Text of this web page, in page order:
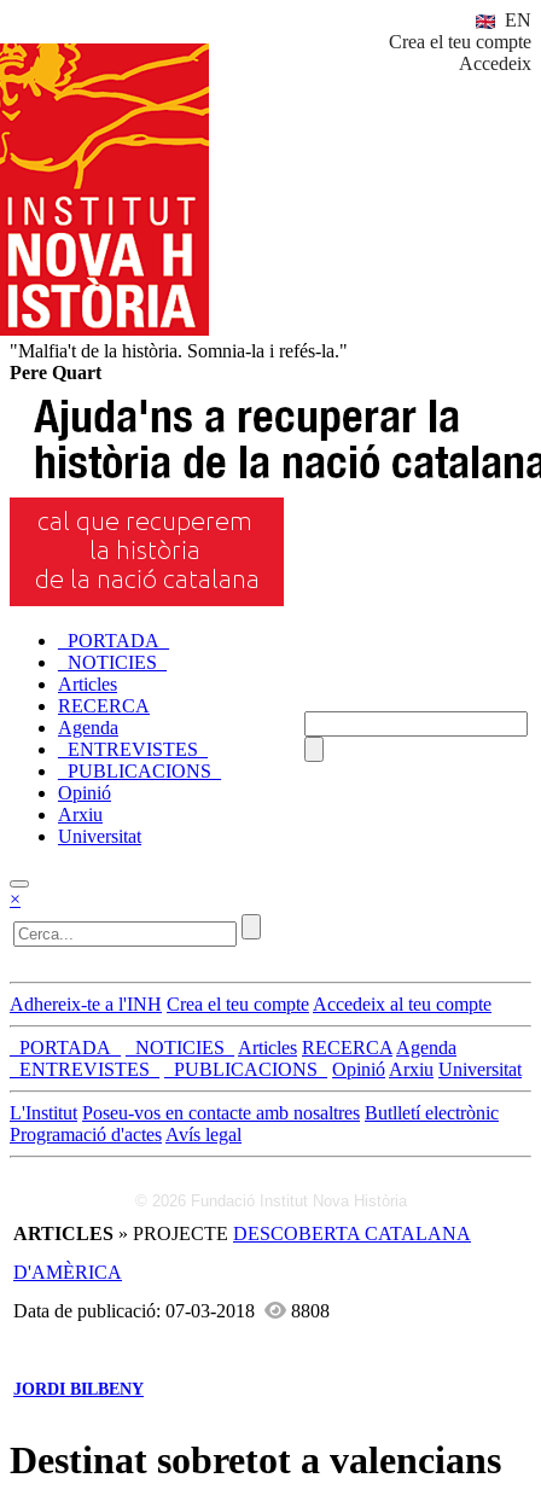
EN
Crea el teu compte
Accedeix
"Malfia't de la història. Somnia-la i refés-la."
Pere Quart
_PORTADA_
_NOTICIES_
Articles
RECERCA
Agenda
_ENTREVISTES_
_PUBLICACIONS_
Opinió
Arxiu
Universitat
×
Adhereix-te a l'INH Crea el teu compte Accedeix al teu compte
_PORTADA_ _NOTICIES_ Articles RECERCA Agenda
_ENTREVISTES_
_PUBLICACIONS_ Opinió Arxiu Universitat
L'Institut Poseu-vos en contacte amb nosaltres Butlletí electrònic
Programació d'actes Avís legal
© 2026 Fundació Institut Nova Història
ARTICLES » PROJECTE DESCOBERTA CATALANA
D'AMÈRICA
Data de publicació: 07-03-2018
8808
JORDI BILBENY
Destinat sobretot a valencians